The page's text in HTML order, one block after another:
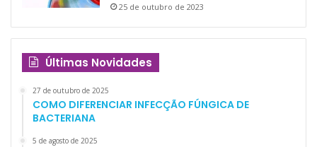
25 de outubro de 2023
Últimas Novidades
27 de outubro de 2025
COMO DIFERENCIAR INFECÇÃO FÚNGICA DE
BACTERIANA
5 de agosto de 2025